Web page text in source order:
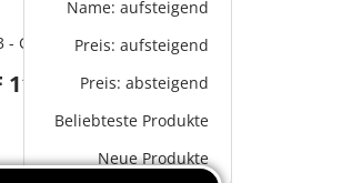
Name: aufsteigend
Preis: aufsteigend
Preis: absteigend
Beliebteste Produkte
Neue Produkte
- Großeltern mit Baby
den Warenkorb